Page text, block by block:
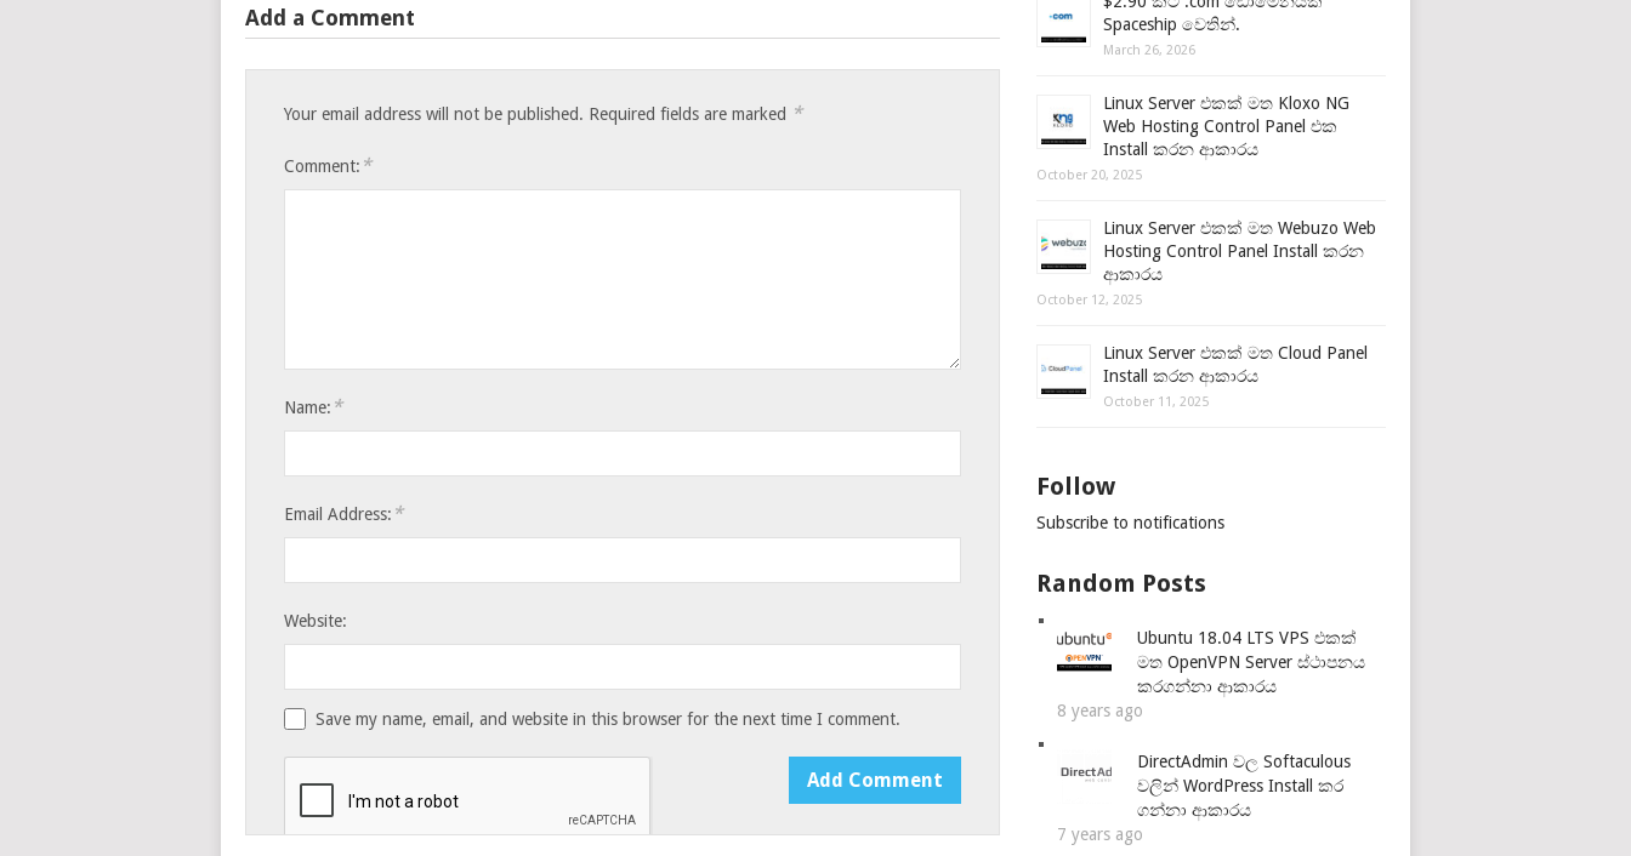
Add a Comment
Your email address will not be published. Required fields are marked *
Comment: *
Name: *
Email Address: *
Website:
Save my name, email, and website in this browser for the next time I comment.
Spaceship වෙතින්.
March 26, 2026
Linux Server එකක් මත Kloxo NG
Web Hosting Control Panel එක
Install කරන ආකාරය
October 20, 2025
Linux Server එකක් මත Webuzo Web
Hosting Control Panel Install කරන
ආකාරය
October 12, 2025
Linux Server එකක් මත Cloud Panel
Install කරන ආකාරය
October 11, 2025
Follow
Subscribe to notifications
Random Posts
Ubuntu 18.04 LTS VPS එකක්
මත OpenVPN Server ස්ථාපනය
කරගන්නා ආකාරය
8 years ago
DirectAdmin වල Softaculous
වලින් WordPress Install කර
ගන්නා ආකාරය
7 years ago